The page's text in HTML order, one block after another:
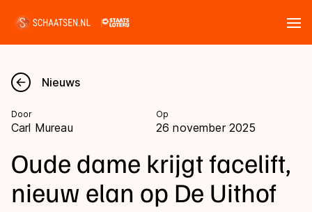
Nieuws
Kalender
Disciplines
Nieuws
Door
Carl Mureau
Op
26 november 2025
Oude dame krijgt facelift,
nieuw elan op De Uithof